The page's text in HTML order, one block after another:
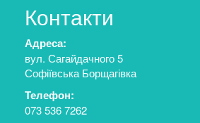
Контакти
Адреса:
вул. Сагайдачного 5
Софіївська Борщагівка
Телефон:
073 536 7262